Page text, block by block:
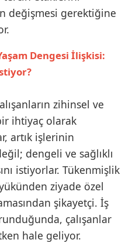
değişmesi gerektiğine
Dengesi İlişkisi:
zihinsel ve
ihtiyaç olarak
artık işlerinin
dengeli ve sağlıklı
istiyorlar. Tükenmişlik
ziyade özel
şikayetçi. İş
çalışanlar
hale geliyor.